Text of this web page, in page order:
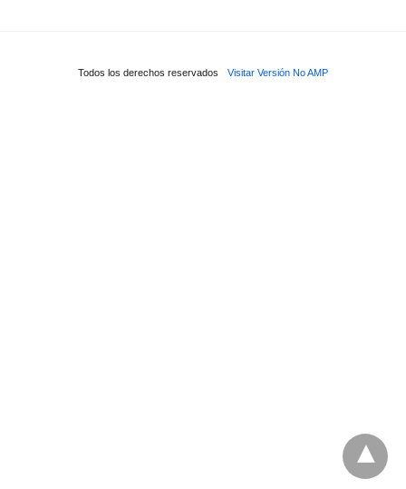
Todos los derechos reservados Visitar Versión No AMP